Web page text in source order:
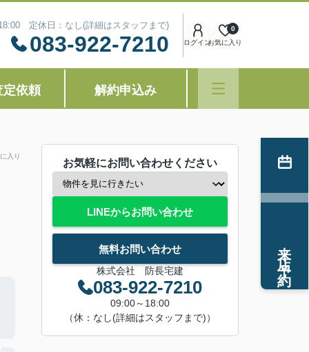
定休日：なし(詳細はスタッフまで)
083-922-7210 ログインお気に入り
0
定依頼 解約申込み
入り
お気軽にお問い合わせください
LINEからお問い合わせ
無料お問い合わせ
株式会社 防長宅建
083-922-7210
09:00～18:00
（休：なし(詳細はスタッフまで)）
来店予約